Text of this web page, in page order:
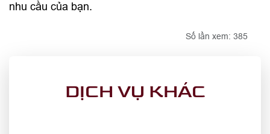
nhu cầu của bạn.
Số lần xem: 385
DỊCH VỤ KHÁC